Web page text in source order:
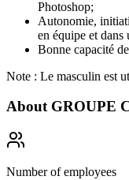
Photoshop;
Autonomie,
en équipe et
Bonne capacité
Note : Le masculin est
About GROUPE
Number of employees